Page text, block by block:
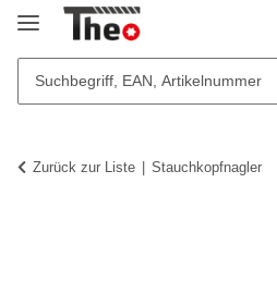
Zurück zur Liste Stauchkopfnagler